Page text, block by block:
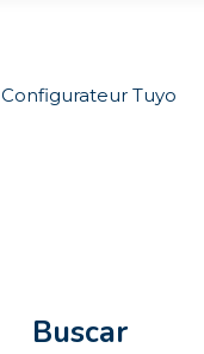
Configurateur Tuyo
Buscar